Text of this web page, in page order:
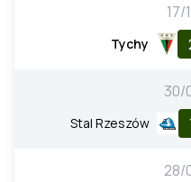
17/
Tychy
30/
Stal Rzeszów
28/